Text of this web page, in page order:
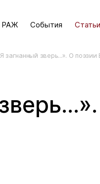
РАЖ События Статьи
загнанный зверь...». О